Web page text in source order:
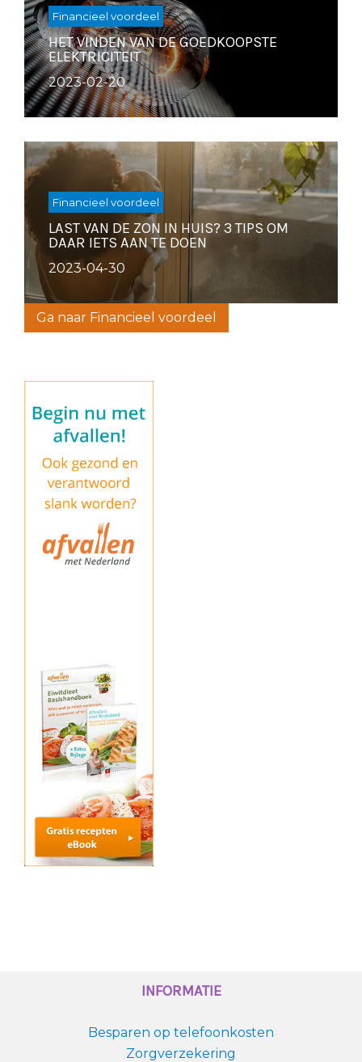
Financieel voordeel
HET VINDEN VAN DE GOEDKOOPSTE
ELEKTRICITEIT
2023-02-20
Financieel voordeel
LAST VAN DE ZON IN HUIS? 3 TIPS OM
DAAR IETS AAN TE DOEN
2023-04-30
Ga naar Financieel voordeel
INFORMATIE
Besparen op telefoonkosten
Zorgverzekering